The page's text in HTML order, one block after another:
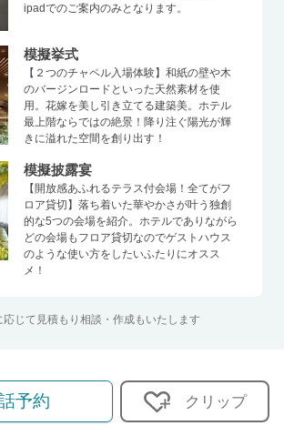
ipadでのご案内のみとなります。
模擬挙式
【２つのチャペル入場体験】和紙の壁や木
のバージンロードといった天然素材を使
用。花嫁を美し引き立てる建築美。ホテル
最上階ならではの絶景！降り注ぐ陽光が輝
きに溢れた空間を創り出す！
模擬披露宴
【開放感あふれるテラス付会場！全てがフ
ロア貸切】落ち着いた華やかさが叶う独創
的な5つの会場を紹介。ホテルでありながら
どの会場もフロア貸切なのでゲストハウス
のような使い方をしたいふたりにオスス
メ！
応じて見積もり相談・作成もいたします
予約 クリップ